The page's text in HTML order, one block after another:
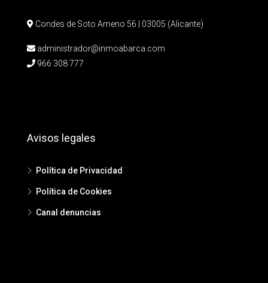
Condes de Soto Ameno 56 | 03005 (Alicante)
administrador@inmoabarca.com
966 308 777
Avisos legales
Política de Privacidad
Política de Cookies
Canal denuncias